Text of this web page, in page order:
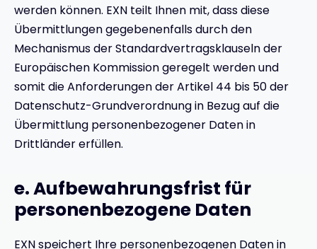
werden können. EXN teilt Ihnen mit, dass diese
Übermittlungen gegebenenfalls durch den
Mechanismus der Standardvertragsklauseln der
Europäischen Kommission geregelt werden und
somit die Anforderungen der Artikel 44 bis 50 der
Datenschutz-Grundverordnung in Bezug auf die
Übermittlung personenbezogener Daten in
Drittländer erfüllen.
e. Aufbewahrungsfrist für
personenbezogene Daten
EXN speichert Ihre personenbezogenen Daten in